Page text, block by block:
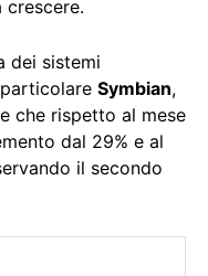
dei sistemi
Symbian,
che rispetto al mese
dal 29% e al
il secondo